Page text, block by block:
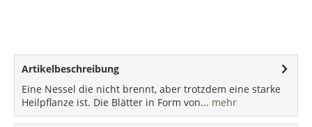
Artikelbeschreibung
Eine Nessel die nicht brennt, aber trotzdem eine starke
Heilpflanze ist. Die Blätter in Form von... mehr